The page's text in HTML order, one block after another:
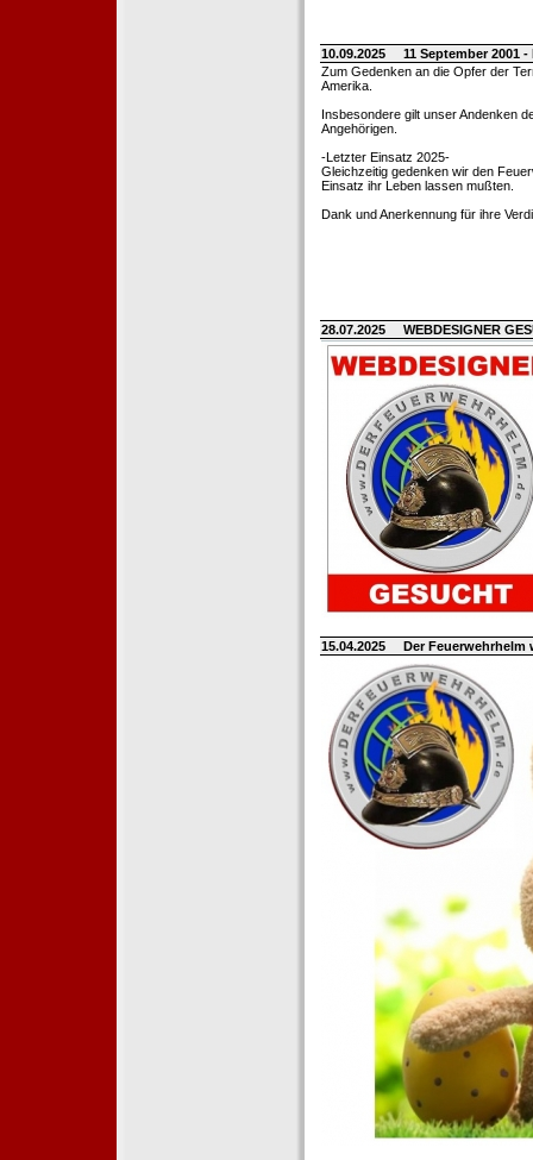
10.09.2025
11 September 2001
Zum Gedenken an die Opfer der
Amerika.
Insbesondere gilt unser Andenken
Angehörigen.
-Letzter Einsatz 2025-
Gleichzeitig gedenken wir den
Einsatz ihr Leben lassen mußten.
Dank und Anerkennung für ihre
28.07.2025 WEBDESIGNER
15.04.2025 Der